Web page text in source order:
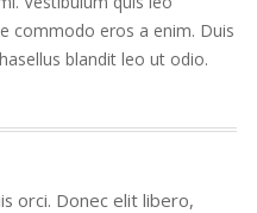
commodo eros a enim. Duis
blandit leo ut odio.
orci. Donec elit libero,